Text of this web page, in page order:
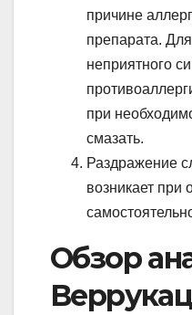
причине
препарата.
неприятного
при
смазать.
Раздражение
возникает при
Обзор